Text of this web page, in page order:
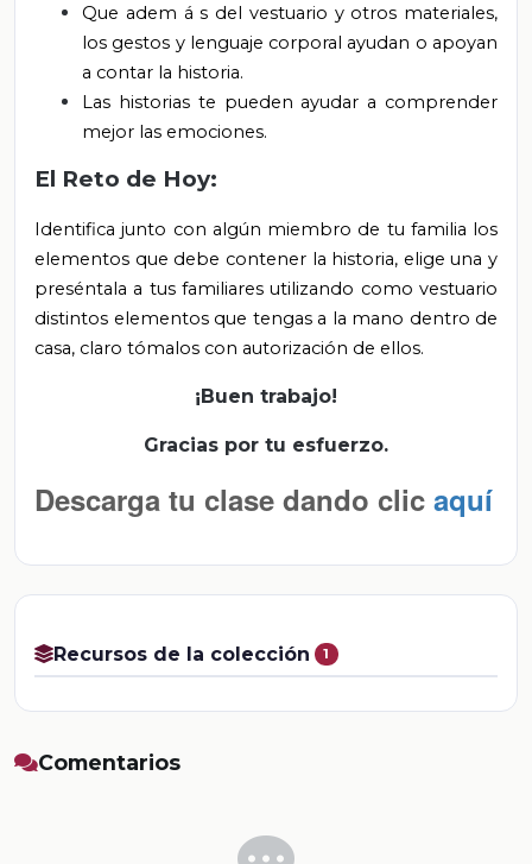
Que adem ás del vestuario y otros materiales,
los gestos y lenguaje corporal ayudan o apoyan
a contar la historia.
Las historias te pueden ayudar a comprender
mejor las emociones.
El Reto de Hoy:
Identifica junto con algún miembro de tu familia los
elementos que debe contener la historia, elige una y
preséntala a tus familiares utilizando como vestuario
distintos elementos que tengas a la mano dentro de
casa, claro tómalos con autorización de ellos.
¡Buen trabajo!
Gracias por tu esfuerzo.
Descarga tu clase dando clic aquí
Recursos de la colección 1
Comentarios